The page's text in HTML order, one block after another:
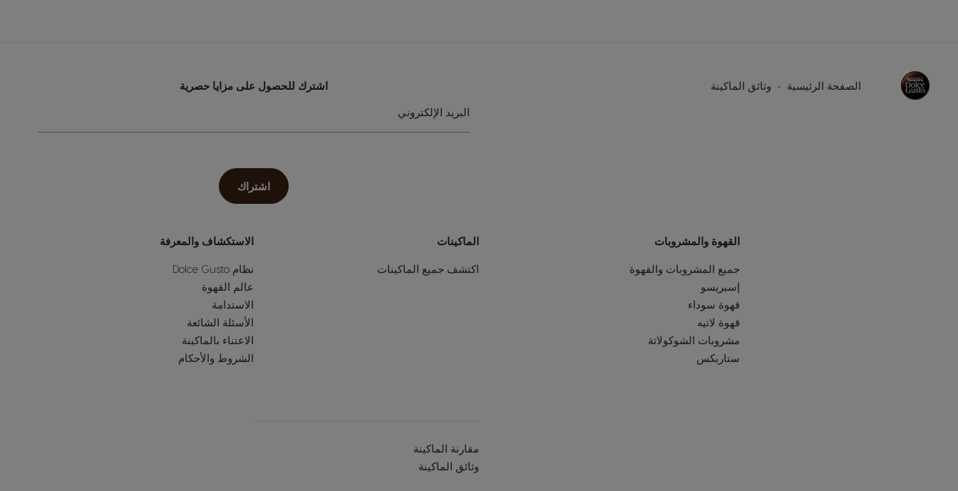
الصفحة الرئيسية وثائق الماكينة اشترك للحصول على مزايا حصرية
سجل
في
نشرتنا
البريد الإلكتروني
اشتراك
القهوة والمشروبات
جميع المشروبات والقهوة
إسبريسو
قهوة سوداء
قهوة لاتيه
مشروبات الشوكولاتة
ستاربكس
الماكينات
اكتشف جميع الماكينات
مقارنة الماكينة
وثائق الماكينة
الاستكشاف والمعرفة
نظام Dolce Gusto
عالم القهوة
الاستدامة
الأسئلة الشائعة
الاعتناء بالماكينة
الشروط والأحكام